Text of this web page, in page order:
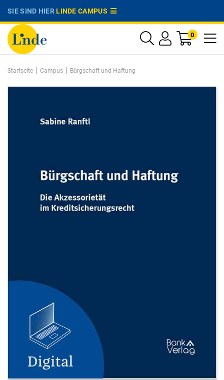
SIE SIND HIERLINDE CAMPUS
0
Startseite | Campus | Bürgschaft und Haftung